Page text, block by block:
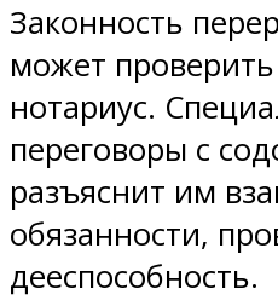
Законность
может
нотариус.
переговоры с
разъяснит им
обязанности,
дееспособность.